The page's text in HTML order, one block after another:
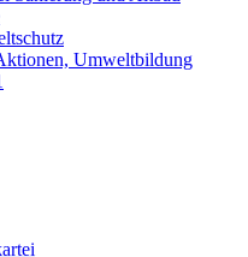
Umweltbildung